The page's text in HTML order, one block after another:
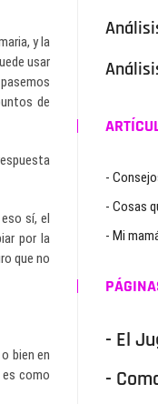
y la
usar
de
sí, el
por la
que no
bien en
es como
-
- Cosas
- Mi
- El
-